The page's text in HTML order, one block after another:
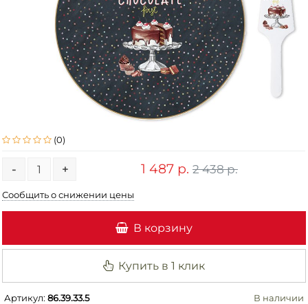
(0)
- + 1 487 р. 2 438 р.
Сообщить о снижении цены
В корзину
Купить в 1 клик
Артикул:86.39.33.5 В наличии